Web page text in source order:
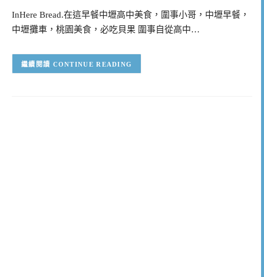
InHere Bread.在這早餐中壢高中美食，圍事小哥，中壢早餐，
中壢攤車，桃園美食，必吃貝果 圍事自從高中…
CONTINUE READING